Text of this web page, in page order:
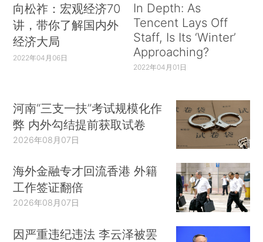
向松祚：宏观经济70
讲，带你了解国内外
经济大局
2022年04月06日
In Depth: As
Tencent Lays Off
Staff, Is Its ‘Winter’
Approaching?
2022年04月01日
河南“三支一扶”考试规模化作
弊 内外勾结提前获取试卷
2026年08月07日
海外金融专才回流香港 外籍
工作签证翻倍
2026年08月07日
因严重违纪违法 李云泽被罢